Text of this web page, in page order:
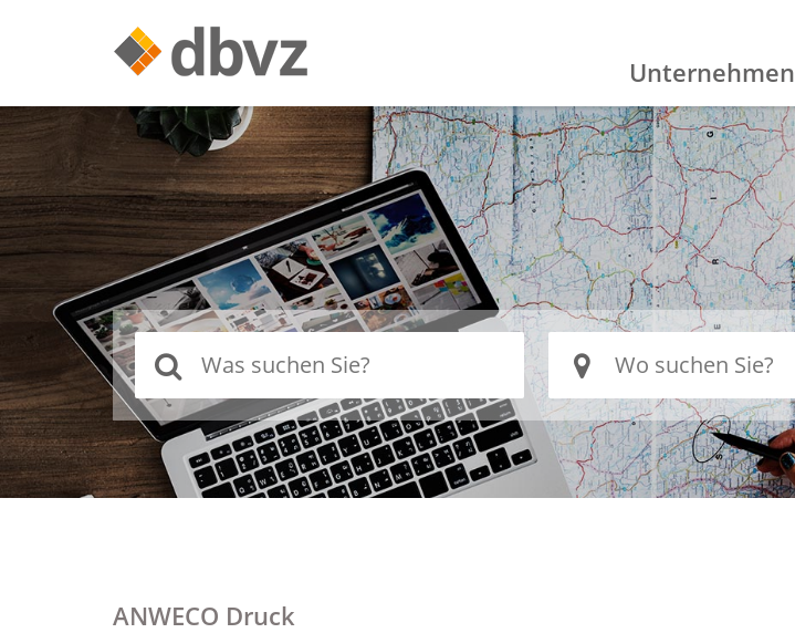
Unternehmen
ANWECO Druck